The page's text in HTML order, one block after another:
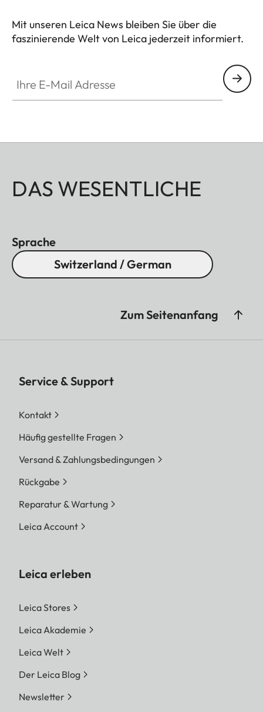
Mit unseren Leica News bleiben Sie über die
faszinierende Welt von Leica jederzeit informiert.
DAS WESENTLICHE
Sprache
Switzerland / German
Zum Seitenanfang
Service & Support
Kontakt
Häufig gestellte Fragen
Versand & Zahlungsbedingungen
Rückgabe
Reparatur & Wartung
Leica Account
Leica erleben
Leica Stores
Leica Akademie
Leica Welt
Der Leica Blog
Newsletter